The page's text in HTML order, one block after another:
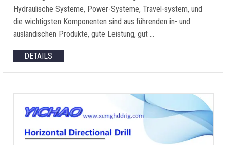
Hydraulische Systeme, Power-Systeme, Travel-system, und
die wichtigsten Komponenten sind aus führenden in- und
ausländischen Produkte, gute Leistung, gut …
DETAILS